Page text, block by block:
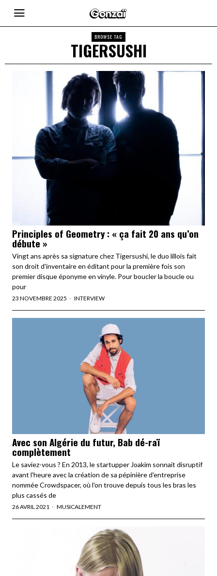
BROWSE TAG
TIGERSUSHI
Principles of Geometry : « ça fait 20 ans qu’on
débute »
Vingt ans après sa signature chez Tigersushi, le duo lillois fait
son droit d'inventaire en éditant pour la première fois son
premier disque éponyme en vinyle. Pour boucler la boucle ou
pour
23 NOVEMBRE 2025 INTERVIEW
Avec son Algérie du futur, Bab dé-raï
complètement
Le saviez-vous ? En 2013, le startupper Joakim sonnait disruptif
avant l'heure avec la création de sa pépinière d'entreprise
nommée Crowdspacer, où l'on trouve depuis tous les bras les
plus cassés de
26 AVRIL 2021 MUSICALEMENT